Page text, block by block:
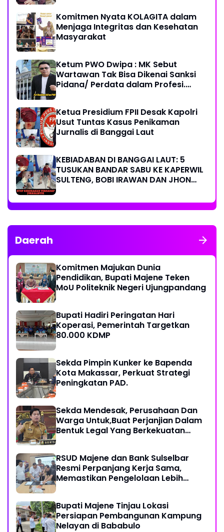
Komitmen Nyata KOLAGITA dalam
Menjaga Integritas dan Kesehatan
Masyarakat
Ketum PWO Dwipa : MK Sebut
Wartawan Tak Bisa Dikenai Sanksi
Pidana/ Perdata dalam Profesi.
Ketua Presidium FPII Desak Kapolri
Usut Tuntas Kasus Penikaman
Jurnalis di Banggai Laut
KEBIADABAN DI BANGGAI LAUT: 5
TUSUKAN BANDAR SABU KE KAPERWIL
SULTENG, BOBI IRAWAN DAN JHON
Daerah
Komitmen Majukan Dunia
Pendidikan, Bupati Majene Teken
MoU Politeknik Negeri Ujungpandang
Bupati Hadiri Peringatan Hari
Koperasi, Pemerintah Targetkan
80.000 KDMP
Sekda Pimpin Kunker ke Bapenda
Kota Makassar, Perkuat Strategi
Peningkatan PAD.
Sekda Mendesak, Perusahaan Dan
Warga Untuk,Buat Perjanjian Dalam
Bentuk Legal Yang Berkekuatan
RSUD Majene dan Bank Sulselbar
Resmi Perpanjang Kerja Sama,
Memastikan Pengelolaan Lebih
Bupati Majene Tinjau Lokasi
Persiapan Pembangunan Kampung
Nelayan di Bababulo